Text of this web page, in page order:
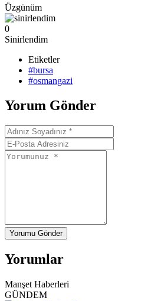
Üzgünüm
0
Sinirlendim
Etiketler
#bursa
#osmangazi
Yorum Gönder
Yorumu Gönder
Yorumlar
Manşet Haberleri
GÜNDEM